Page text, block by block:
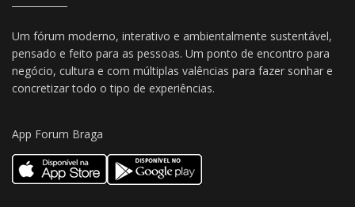
Um fórum moderno, interativo e ambientalmente sustentável,
pensado e feito para as pessoas. Um ponto de encontro para
negócio, cultura e com múltiplas valências para fazer sonhar e
concretizar todo o tipo de experiências.
App Forum Braga